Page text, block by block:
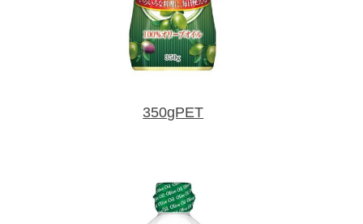
350gPET